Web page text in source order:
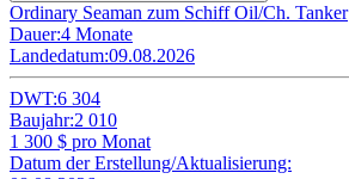
Ordinary Seaman zum Schiff Oil/Ch. Tanker
Dauer:4 Monate
Landedatum:09.08.2026
DWT:6 304
Baujahr:2 010
1 300 $ pro Monat
Datum der Erstellung/Aktualisierung: